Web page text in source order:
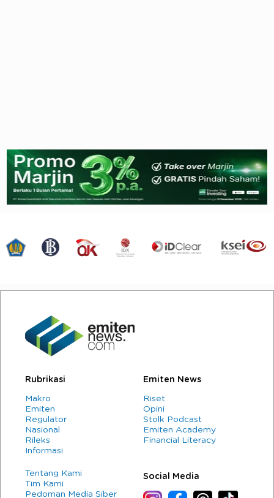
Rubrikasi
Makro
Emiten
Regulator
Nasional
Rileks
Informasi
Emiten News
Riset
Opini
Stolk Podcast
Emiten Academy
Financial Literacy
Tentang Kami
Tim Kami
Pedoman Media Siber
Social Media